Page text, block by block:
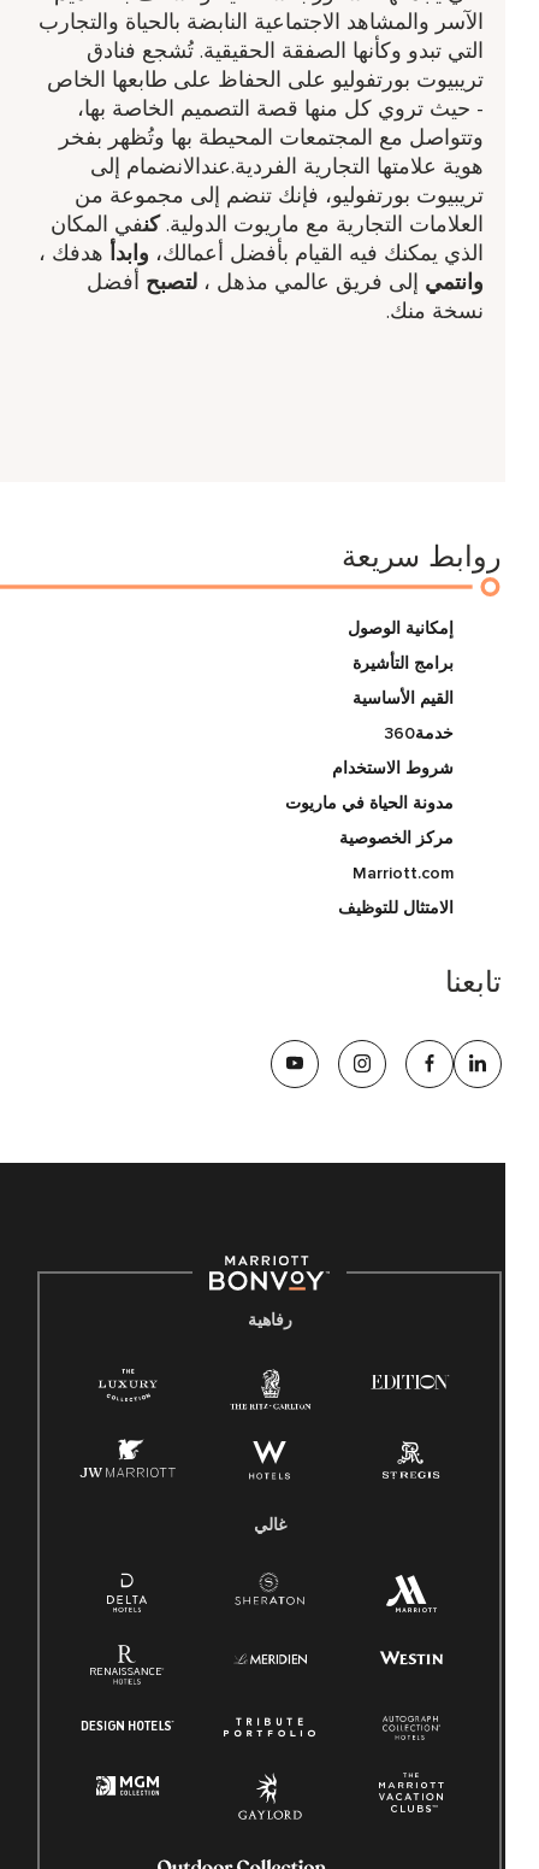
الآسر والمشاهد الاجتماعية النابضة بالحياة والتجارب
التي تبدو وكأنها الصفقة الحقيقية. تُشجع فنادق
تريبيوت بورتفوليو على الحفاظ على طابعها الخاص
- حيث تروي كل منها قصة التصميم الخاصة بها،
وتتواصل مع المجتمعات المحيطة بها وتُظهر بفخر
هوية علامتها التجارية الفردية.عندالانضمام إلى
تريبيوت بورتفوليو، فإنك تنضم إلى مجموعة من
العلامات التجارية مع ماريوت الدولية.كنفي المكان
الذي يمكنك فيه القيام بأفضل أعمالك،وابدأهدفك ​،
وانتميإلى فريق عالمي مذهل ​،لتصبحأفضل
نسخة منك.
روابط سريعة
إمكانية الوصول
برامج التأشيرة
القيم الأساسية
خدمة360
شروط الاستخدام
مدونة الحياة في ماريوت
مركز الخصوصية
Marriott.com
الامتثال للتوظيف
تابعنا
رفاهية
غالي